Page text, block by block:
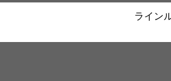
ライン